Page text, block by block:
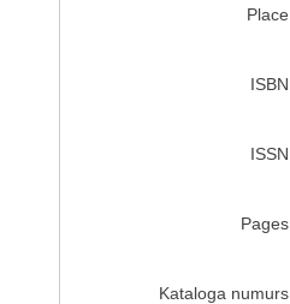
Place
ISBN
ISSN
Pages
Kataloga numurs